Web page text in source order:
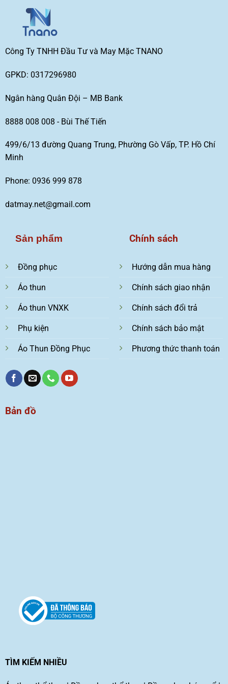
Công Ty TNHH Đầu Tư và May Mặc TNANO
GPKD: 0317296980
Ngân hàng Quân Đội – MB Bank
8888 008 008 - Bùi Thế Tiến
499/6/13 đường Quang Trung, Phường Gò Vấp, TP. Hồ Chí
Minh
Phone: 0936 999 878
datmay.net@gmail.com
Sản phẩm
Đồng phục
Áo thun
Áo thun VNXK
Phụ kiện
Áo Thun Đồng Phục
Chính sách
Hướng dẫn mua hàng
Chính sách giao nhận
Chính sách đổi trả
Chính sách bảo mật
Phương thức thanh toán
Bản đồ
TÌM KIẾM NHIỀU